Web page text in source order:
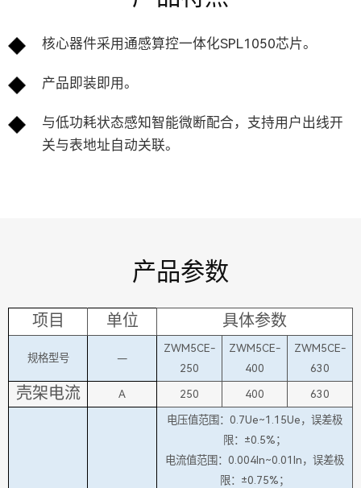
核心器件采用通感算控一体化SPL1050芯片。
产品即装即用。
与低功耗状态感知智能微断配合，支持用户出线开
关与表地址自动关联。
产品参数
项目 单位 具体参数
规格型号 —
ZWM5CE-
250
ZWM5CE-
400
ZWM5CE-
630
壳架电流 A 250 400 630
电压值范围：0.7Ue~1.15Ue，误差极
限：±0.5%；
电流值范围：0.004In~0.01In，误差极
限：±0.75%；